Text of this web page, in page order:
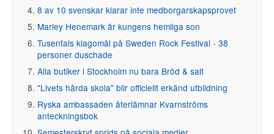
8 av 10 svenskar klarar inte medborgarskapsprovet
Marley Henemark är kungens hemliga son
Tusentals klagomål på Sweden Rock Festival - 38
personer duschade
Alla butiker i Stockholm nu bara Bröd & salt
"Livets hårda skola" blir officiellt erkänd utbildning
Ryska ambassaden återlämnar Kvarnströms
anteckningsbok